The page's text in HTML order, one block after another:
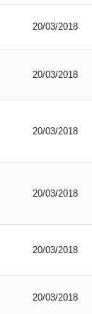
20/03/2018
20/03/2018
20/03/2018
20/03/2018
20/03/2018
20/03/2018